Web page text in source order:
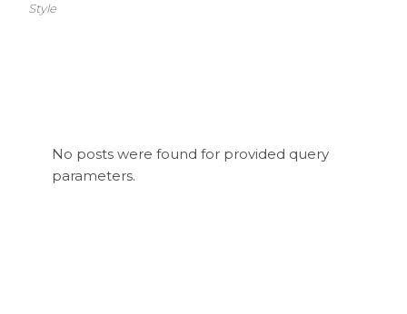
Style
No posts were found for provided query
parameters.